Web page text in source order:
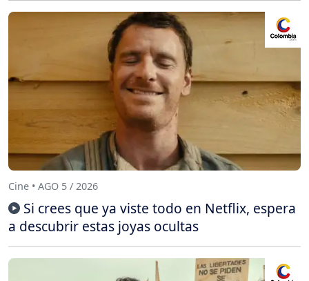
Cine • AGO 5 / 2026
Si crees que ya viste todo en Netflix, espera
a descubrir estas joyas ocultas